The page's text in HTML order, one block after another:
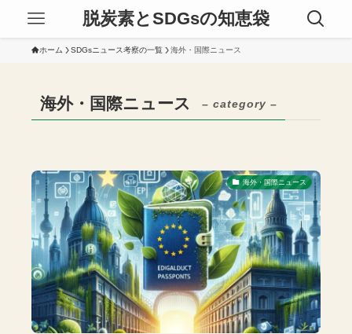
脱炭素とSDGsの知恵袋
ホーム SDGsニュース考察の一覧 海外・国際ニュース
海外・国際ニュース – category –
海外・国際ニュース